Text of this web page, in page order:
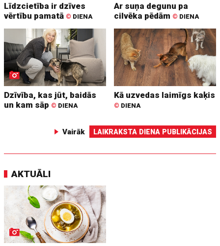
Līdzcietība ir dzīves
vērtību pamatā © DIENA
Ar suņa degunu pa
cilvēka pēdām © DIENA
Dzīvība, kas jūt, baidās
un kam sāp © DIENA
Kā uzvedas laimīgs kaķis
© DIENA
Vairāk LAIKRAKSTA DIENA PUBLIKĀCIJAS
AKTUĀLI